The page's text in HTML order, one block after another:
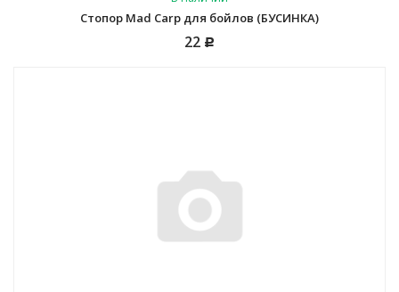
Стопор Mad Carp для бойлов (БУСИНКА)
22 Р